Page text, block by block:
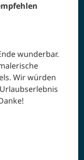
wunderbar.
Wir würden